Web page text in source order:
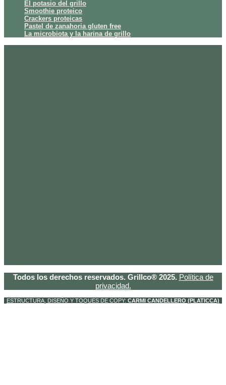
El potasio del grillo
Smoothie proteico
Crackers proteicas
Pastel de zanahoria gluten free
La microbiota y la harina de grillo
Todos los derechos reservados. Grillco® 2025. Política de
privacidad.
ESTRUCTURA, DISEÑO Y TOQUES DE COPY: CARMI CANDELLERO (PLATICCA)